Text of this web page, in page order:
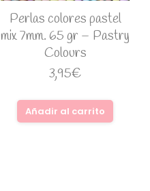
Perlas colores pastel
mix 7mm. 65 gr – Pastry
Colours
3,95€
Añadir al carrito